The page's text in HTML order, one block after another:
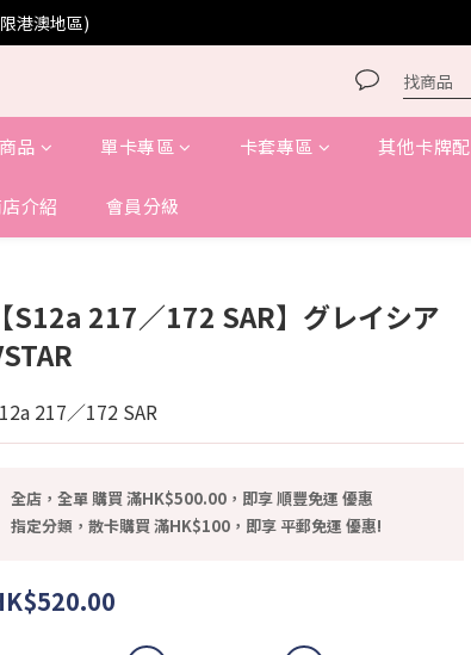
港澳地區)
品 單卡專區 卡套專區 其他卡牌
介紹 會員分級
【S12a 217／172 SAR】グレイシア
217／172 SAR
全店，全單 購買 滿HK$500.00，即享 順豐免運 優惠
指定分類，散卡購買 滿HK$100，即享 平郵免運 優惠!